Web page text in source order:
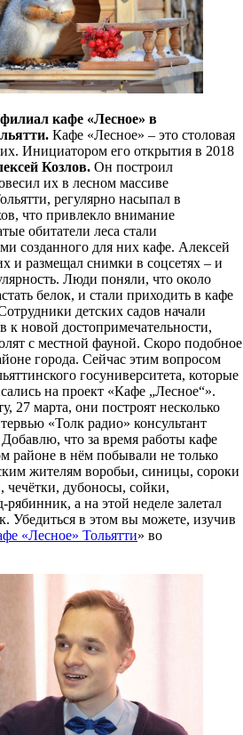
кафе «Лесное» в
Кафе «Лесное» – это столовая
Инициатором его открытия в 2018
Козлов. Он построил
их в лесном массиве
регулярно насыпал в
что привлекло внимание
обитатели леса стали
созданного для них кафе. Алексей
и размещал снимки в соцсетях – и
Люди поняли, что около
белок, и стали приходить в кафе
детских садов начали
к новой достопримечательности,
с местной фауной. Скоро подобное
города. Сейчас этим вопросом
госуниверситета, которые
на проект «Кафе „Лесное“».
27 марта, они построят несколько
«Толк радио» консультант
что за время работы кафе
районе в нём побывали не только
жителям воробьи, синицы, сороки
дубоносы, сойки,
рябинник, а на этой неделе залетал
Убедиться в этом вы можете, изучив
«Лесное» Тольятти» во